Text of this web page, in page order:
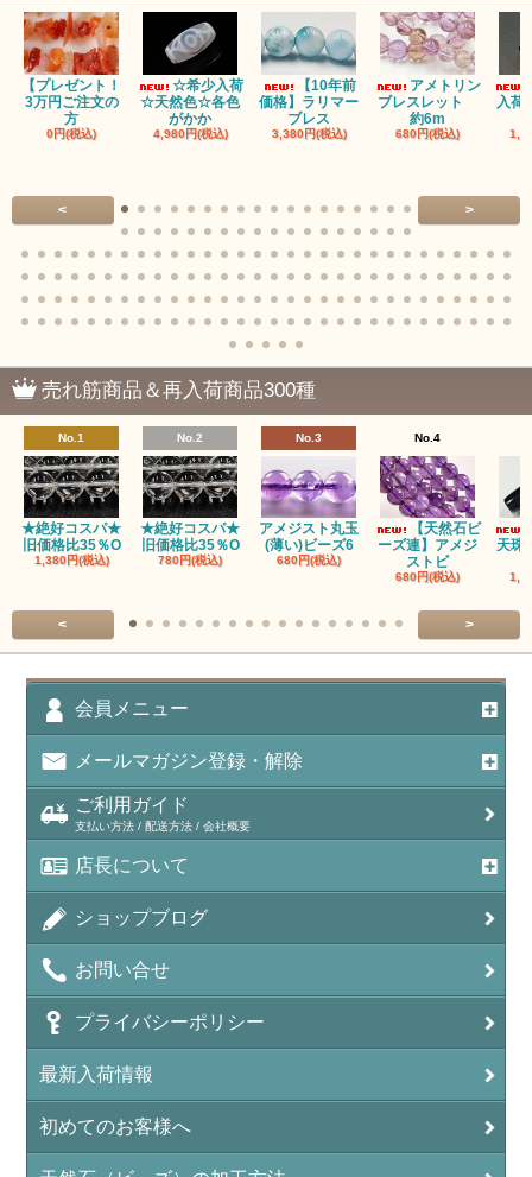
【プレゼント！
3万円ご注文の
方
0円(税込)
☆希少入荷
☆天然色☆各色
がかか
4,980円(税込)
【10年前
価格】ラリマー
ブレス
3,380円(税込)
アメトリン
ブレスレット
約6m
680円(税込)
入荷
< >
売れ筋商品＆再入荷商品300種
No.1
★絶好コスパ★
旧価格比35％O
1,380円(税込)
No.2
★絶好コスパ★
旧価格比35％O
780円(税込)
No.3
アメジスト丸玉
(薄い)ビーズ6
680円(税込)
No.4
【天然石ビ
ーズ連】アメジ
ストビ
680円(税込)
天珠
< >
会員メニュー
メールマガジン登録・解除
ご利用ガイド
支払い方法 / 配送方法 / 会社概要
店長について
ショップブログ
お問い合せ
プライバシーポリシー
最新入荷情報
初めてのお客様へ